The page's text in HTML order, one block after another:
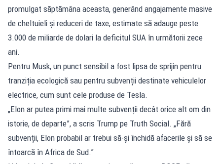
promulgat săptămâna aceasta, generând angajamente masive
de cheltuieli și reduceri de taxe, estimate să adauge peste
3.000 de miliarde de dolari la deficitul SUA în următorii zece
ani.
Pentru Musk, un punct sensibil a fost lipsa de sprijin pentru
tranziția ecologică sau pentru subvenții destinate vehiculelor
electrice, cum sunt cele produse de Tesla.
„Elon ar putea primi mai multe subvenții decât orice alt om din
istorie, de departe”, a scris Trump pe Truth Social. „Fără
subvenții, Elon probabil ar trebui să-și închidă afacerile și să se
întoarcă în Africa de Sud.”